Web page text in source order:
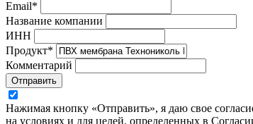
Email*
Название компании
ИНН
Продукт*
Комментарий
Отправить
Нажимая кнопку «Отправить», я даю свое
на условиях и для целей, определенных в